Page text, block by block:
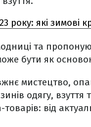
року: які зимові
та
бути як
мистецтво,
одягу, взуття
від